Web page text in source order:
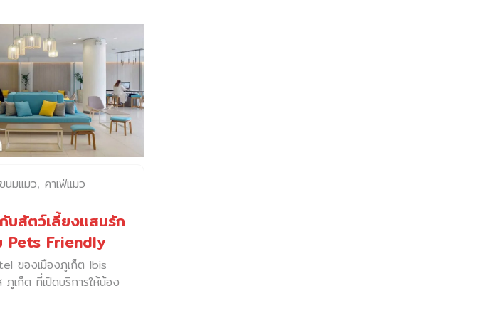
ขนมแมว คาเฟ่แมว
บสัตว์เลี้ยงแสนรัก
Pets Friendly
ของเมืองภูเก็ต Ibis
เก็ต ที่เปิดบริการให้น้อง